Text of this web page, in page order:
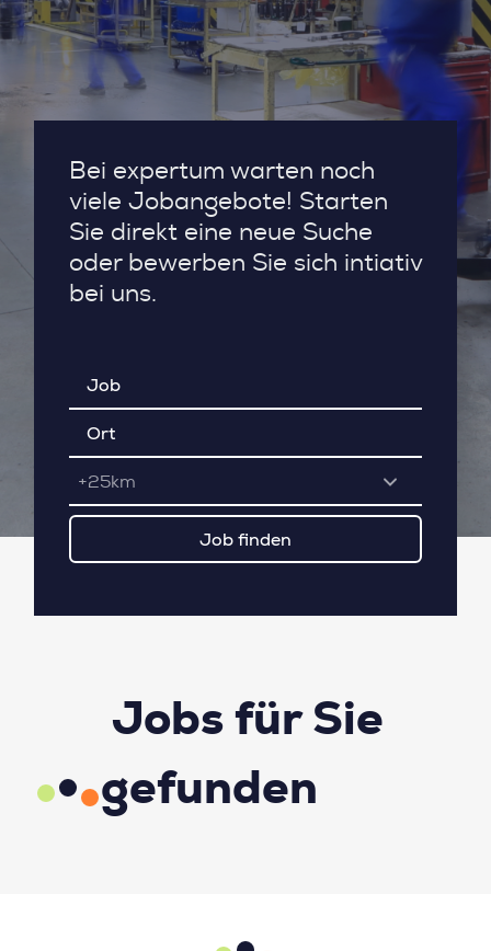
Bei expertum warten noch
viele Jobangebote! Starten
Sie direkt eine neue Suche
oder bewerben Sie sich intiativ
bei uns.
+25km